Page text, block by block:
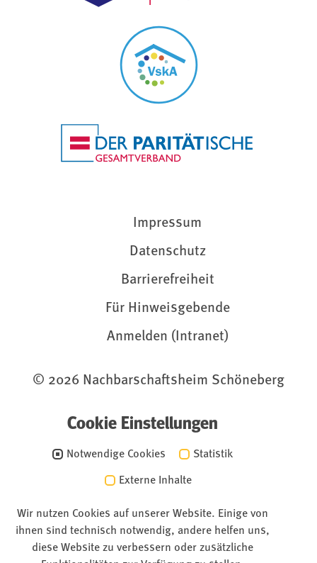
Impressum
Datenschutz
Barrierefreiheit
Für Hinweisgebende
Anmelden (Intranet)
© 2026 Nachbarschaftsheim Schöneberg
Cookie Einstellungen
Notwendige Cookies Statistik
Externe Inhalte
Wir nutzen Cookies auf unserer Website. Einige von
ihnen sind technisch notwendig, andere helfen uns,
diese Website zu verbessern oder zusätzliche